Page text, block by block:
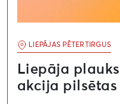
LIEPĀJAS PĒTERTIRGUS
Liepāja
akcija